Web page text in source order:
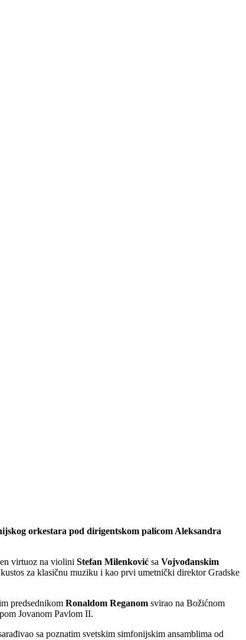
orkestara pod dirigentskom palicom Aleksandra
virtuoz na violini Stefan Milenković sa Vojvođanskim
za klasičnu muziku i kao prvi umetnički direktor Gradske
predsednikom Ronaldom Reganom svirao na Božićnom
Jovanom Pavlom II.
sa poznatim svetskim simfonijskim ansamblima od